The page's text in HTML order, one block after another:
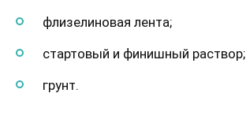
флизелиновая лента;
стартовый и финишный раствор;
грунт.